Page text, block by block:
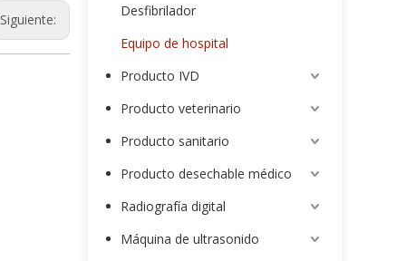
Siguiente:
Desfibrilador
Equipo de hospital
Producto IVD
Producto veterinario
Producto sanitario
Producto desechable médico
Radiografía digital
Máquina de ultrasonido